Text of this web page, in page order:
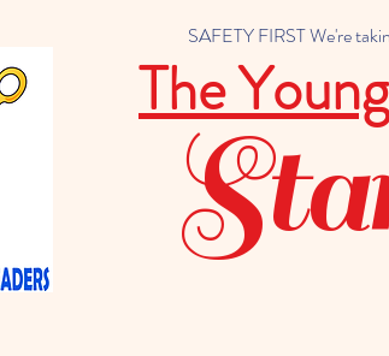
SAFETY FIRST We're
The